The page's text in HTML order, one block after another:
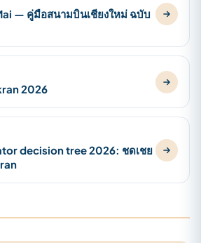
— คู่มือสนามบินเชียงใหม่ ฉบับ
2026
decision tree 2026: ชดเชย